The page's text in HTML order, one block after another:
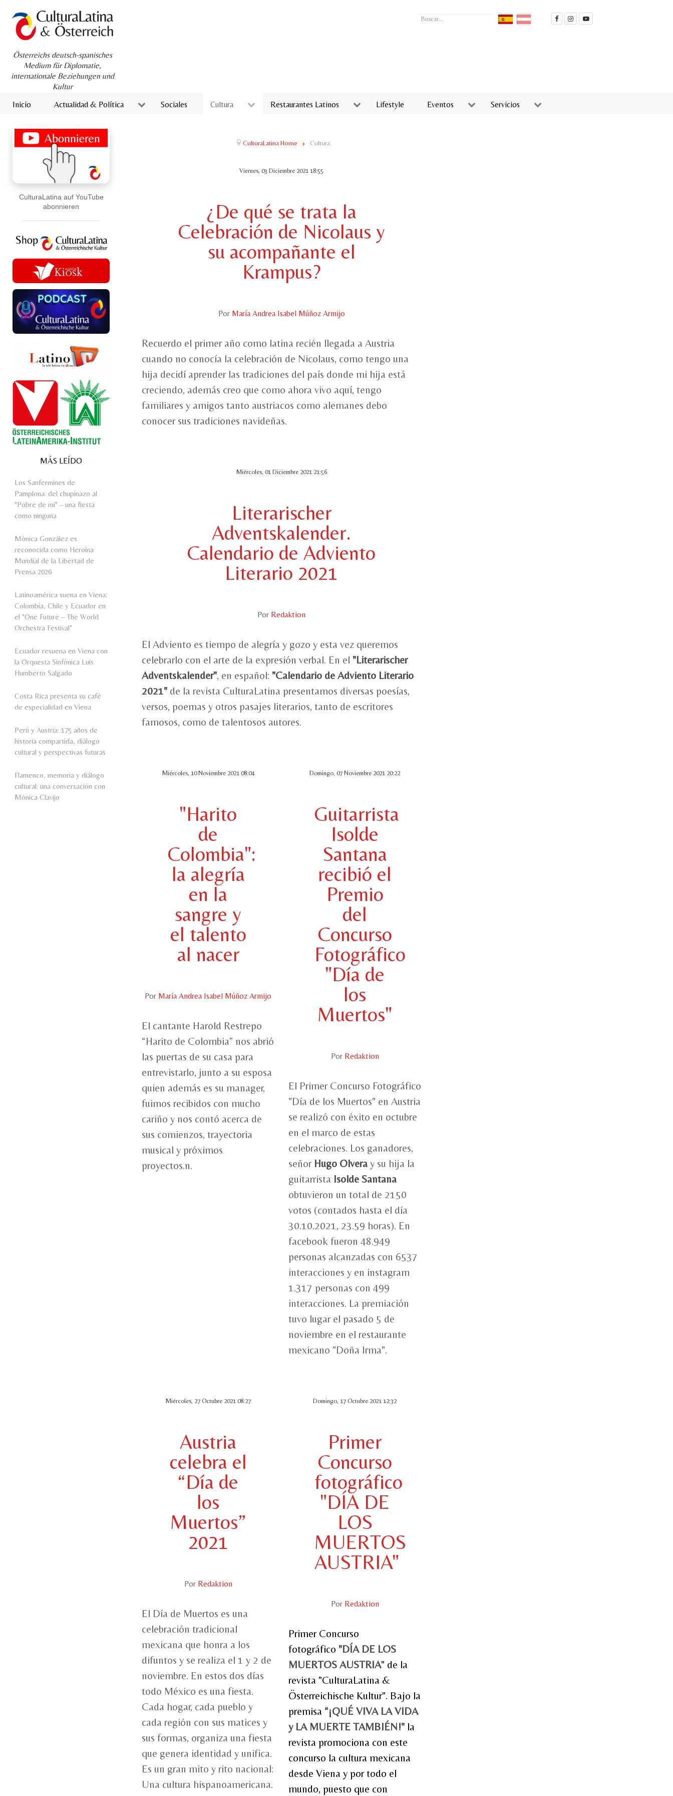
Österreichs deutsch-spanisches
Medium für Diplomatie,
internationale Beziehungen und
Kultur
Buscar...
Inicio Actualidad & Política Sociales Cultura Restaurantes Latinos Lifestyle Eventos Servicios
CulturaLatina auf YouTube
abonnieren
MÁS LEÍDO
Los Sanfermines de
Pamplona: del chupinazo al
"Pobre de mí" – una fiesta
como ninguna
Mónica González es
reconocida como Heroína
Mundial de la Libertad de
Prensa 2026
Latinoamérica suena en Viena:
Colombia, Chile y Ecuador en
el "One Future – The World
Orchestra Festival"
Ecuador resuena en Viena con
la Orquesta Sinfónica Luis
Humberto Salgado
Costa Rica presenta su café
de especialidad en Viena
Perú y Austria: 175 años de
historia compartida, diálogo
cultural y perspectivas futuras
Flamenco, memoria y diálogo
cultural: una conversación con
Mónica Clavijo
CulturaLatina Home Cultura
Viernes, 03 Diciembre 2021 18:55
¿De qué se trata la
Celebración de Nicolaus y
su acompañante el
Krampus?
Por María Andrea Isabel Múñoz Armijo
Recuerdo el primer año como latina recién llegada a Austria
cuando no conocía la celebración de Nicolaus, como tengo una
hija decidí aprender las tradiciones del país donde mi hija está
creciendo, además creo que como ahora vivo aquí, tengo
familiares y amigos tanto austriacos como alemanes debo
conocer sus tradiciones navideñas.
Miércoles, 01 Diciembre 2021 21:56
Literarischer
Adventskalender.
Calendario de Adviento
Literario 2021
Por Redaktion
El Adviento es tiempo de alegría y gozo y esta vez queremos
celebrarlo con el arte de la expresión verbal. En el "Literarischer
Adventskalender", en español: "Calendario de Adviento Literario
2021" de la revista CulturaLatina presentamos diversas poesías,
versos, poemas y otros pasajes literarios, tanto de escritores
famosos, como de talentosos autores.
Miércoles, 10 Noviembre 2021 08:04
"Harito
de
Colombia":
la alegría
en la
sangre y
el talento
al nacer
Por María Andrea Isabel Múñoz Armijo
El cantante Harold Restrepo
“Harito de Colombia” nos abrió
las puertas de su casa para
entrevistarlo, junto a su esposa
quien además es su manager,
fuimos recibidos con mucho
cariño y nos contó acerca de
sus comienzos, trayectoria
musical y próximos
proyectos.n.
Domingo, 07 Noviembre 2021 20:22
Guitarrista
Isolde
Santana
recibió el
Premio
del
Concurso
Fotográfico
"Día de
los
Muertos"
Por Redaktion
El Primer Concurso Fotográfico
"Día de los Muertos" en Austria
se realizó con éxito en octubre
en el marco de estas
celebraciones. Los ganadores,
señor Hugo Olvera y su hija la
guitarrista Isolde Santana
obtuvieron un total de 2150
votos (contados hasta el día
30.10.2021, 23.59 horas). En
facebook fueron 48.949
personas alcanzadas con 6537
interacciones y en instagram
1.317 personas con 499
interacciones. La premiación
tuvo lugar el pasado 5 de
noviembre en el restaurante
mexicano "Doña Irma".
Miércoles, 27 Octubre 2021 08:27
Austria
celebra el
“Día de
los
Muertos”
2021
Por Redaktion
El Día de Muertos es una
celebración tradicional
mexicana que honra a los
difuntos y se realiza el 1 y 2 de
noviembre. En estos dos días
todo México es una fiesta.
Cada hogar, cada pueblo y
cada región con sus matices y
sus formas, organiza una fiesta
que genera identidad y unifica.
Es un gran mito y rito nacional:
Una cultura hispanoamericana.
Domingo, 17 Octubre 2021 12:32
Primer
Concurso
fotográfico
"DÍA DE
LOS
MUERTOS
AUSTRIA"
Por Redaktion
Primer Concurso
fotográfico "DÍA DE LOS
MUERTOS AUSTRIA" de la
revista "CulturaLatina &
Österreichische Kultur". Bajo la
premisa “¡QUÉ VIVA LA VIDA
y LA MUERTE TAMBIÉN!" la
revista promociona con este
concurso la cultura mexicana
desde Viena y por todo el
mundo, puesto que con